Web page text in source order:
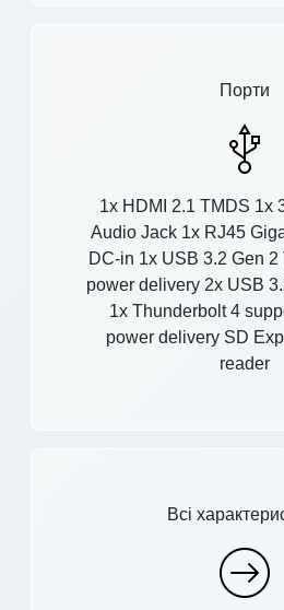
Порти
1x HDMI 2.1 TMDS 1x
Audio Jack 1x RJ45
DC-in 1x USB 3.2 Gen 2
power delivery 2x USB
1x Thunderbolt 4
power delivery SD
reader
Всі